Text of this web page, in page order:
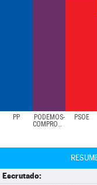
PP
PODEMOS-
COMPROMÍS
PSOE
Escrutado: